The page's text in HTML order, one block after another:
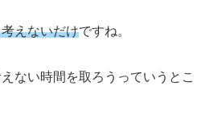
えないだけですね。
ない時間を取ろうっていうとこ